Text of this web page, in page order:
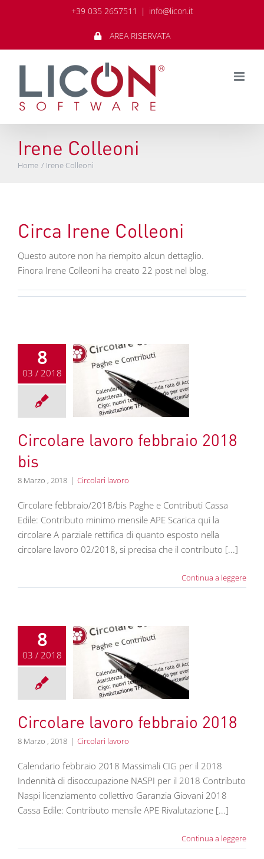
+39 035 2657511 | info@licon.it
AREA RISERVATA
Irene Colleoni
Home Irene Colleoni
Circa Irene Colleoni
Questo autore non ha riempito alcun dettaglio.
Finora Irene Colleoni ha creato 22 post nel blog.
8
03 / 2018
lavoro
2018 bis
lavoro
Circolare lavoro febbraio 2018
bis
8 Marzo , 2018 | Circolari lavoro
Circolare febbraio/2018/bis Paghe e Contributi Cassa
Edile: Contributo minimo mensile APE Scarica quì la
circolare A parziale rettifica di quanto esposto nella
circolare lavoro 02/2018, si precisa che il contributo [...]
Continua a leggere
8
03 / 2018
lavoro
lavoro
Circolare lavoro febbraio 2018
8 Marzo , 2018 | Circolari lavoro
Calendario febbraio 2018 Massimali CIG per il 2018
Indennità di disoccupazione NASPI per il 2018 Contributo
Naspi licenziamento collettivo Garanzia Giovani 2018
Cassa Edile: Contributo mensile APE Rivalutazione [...]
Continua a leggere